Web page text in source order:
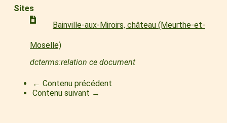
Sites
Bainville-aux-Miroirs, château (Meurthe-et-
Moselle)
dcterms:relation ce document
← Contenu précédent
Contenu suivant →